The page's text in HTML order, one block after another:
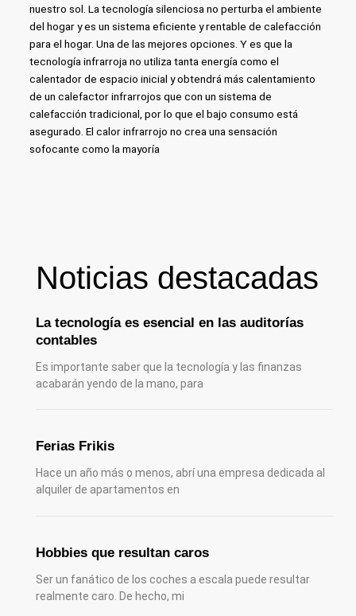
nuestro sol. La tecnología silenciosa no perturba el ambiente
del hogar y es un sistema eficiente y rentable de calefacción
para el hogar. Una de las mejores opciones. Y es que la
tecnología infrarroja no utiliza tanta energía como el
calentador de espacio inicial y obtendrá más calentamiento
de un calefactor infrarrojos que con un sistema de
calefacción tradicional, por lo que el bajo consumo está
asegurado. El calor infrarrojo no crea una sensación
sofocante como la mayoría
Noticias destacadas
La tecnología es esencial en las auditorías
contables
Es importante saber que la tecnología y las finanzas
acabarán yendo de la mano, para
Ferias Frikis
Hace un año más o menos, abrí una empresa dedicada al
alquiler de apartamentos en
Hobbies que resultan caros
Ser un fanático de los coches a escala puede resultar
realmente caro. De hecho, mi